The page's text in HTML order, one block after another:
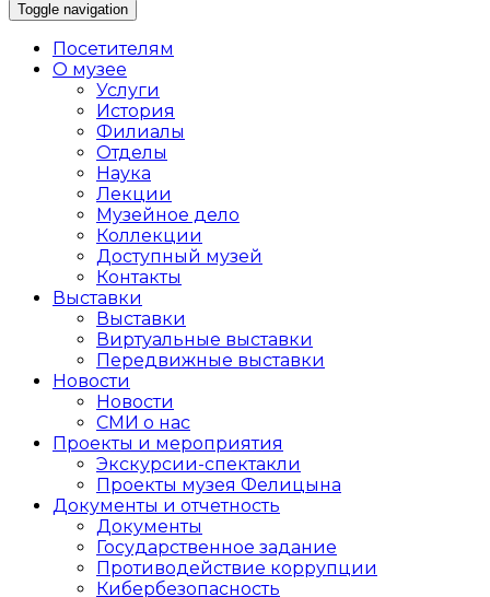
Toggle navigation
Посетителям
О музее
Услуги
История
Филиалы
Отделы
Наука
Лекции
Музейное дело
Коллекции
Доступный музей
Контакты
Выставки
Выставки
Виртуальные выставки
Передвижные выставки
Новости
Новости
СМИ о нас
Проекты и мероприятия
Экскурсии-спектакли
Проекты музея Фелицына
Документы и отчетность
Документы
Государственное задание
Противодействие коррупции
Кибер­безопасность